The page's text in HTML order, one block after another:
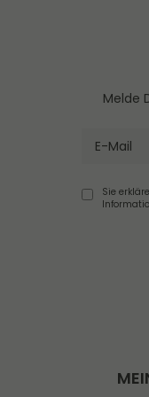
Melde
Sie